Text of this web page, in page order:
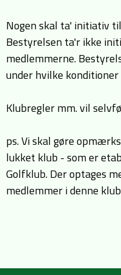
Nogen skal ta' initiativ
Bestyrelsen ta'r ikke
medlemmerne.
under hvilke
Klubregler mm. vil
ps. Vi skal gøre
lukket klub - som er
Golfklub. Der optages
medlemmer i denne